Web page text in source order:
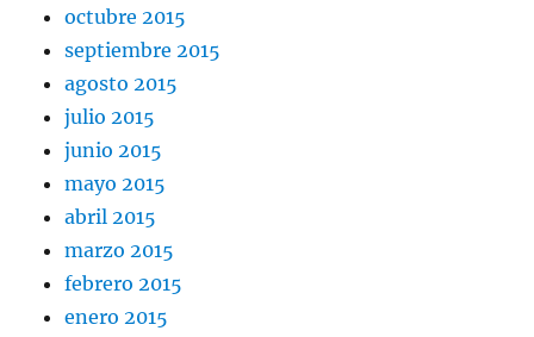
octubre 2015
septiembre 2015
agosto 2015
julio 2015
junio 2015
mayo 2015
abril 2015
marzo 2015
febrero 2015
enero 2015